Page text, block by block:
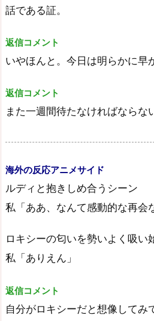
話である証。
返信コメント
いやほんと。今日は明らかに早
返信コメント
また一週間待たなければならな
海外の反応アニメサイド
ルディと抱きしめ合うシーン
私「ああ、なんて感動的な再会
ロキシーの匂いを勢いよく吸い
私「ありえん」
返信コメント
自分がロキシーだと想像してみ